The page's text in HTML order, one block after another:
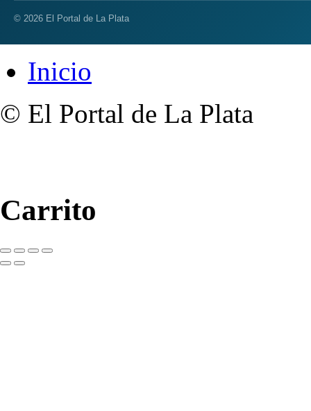
© 2026 El Portal de La Plata
Inicio
© El Portal de La Plata
Carrito